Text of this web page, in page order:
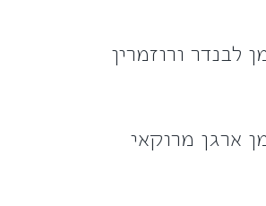
לבנדר ורוזמרין
ארגן מרוקאי